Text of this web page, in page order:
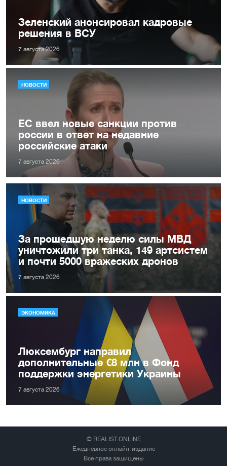
Зеленский анонсировал кадровые
решения в ВСУ
7 августа 2026
НОВОСТИ
ЕС ввел новые санкции против
россии в ответ на недавние
российские атаки
7 августа 2026
НОВОСТИ
За прошедшую неделю силы МВД
уничтожили три танка, 149 артсистем
и почти 5000 вражеских дронов
7 августа 2026
ЭКОНОМИКА
Люксембург направил
дополнительные €8 млн в Фонд
поддержки энергетики Украины
7 августа 2026
© REALIST.ONLINE
Ежедневное онлайн-издание
Все права защищены